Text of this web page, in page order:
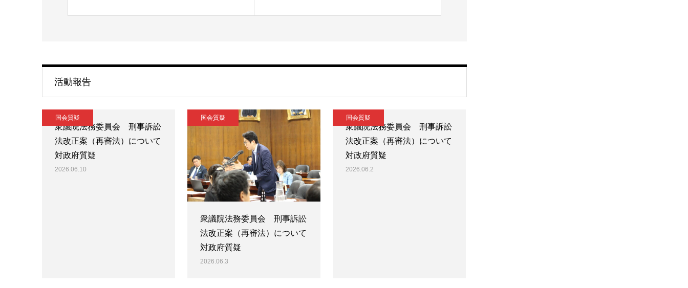
活動報告
国会質疑
衆議院法務委員会 刑事訴訟
法改正案（再審法）について
対政府質疑
2026.06.10
国会質疑
衆議院法務委員会 刑事訴訟
法改正案（再審法）について
対政府質疑
2026.06.3
国会質疑
衆議院法務委員会 刑事訴訟
法改正案（再審法）について
対政府質疑
2026.06.2